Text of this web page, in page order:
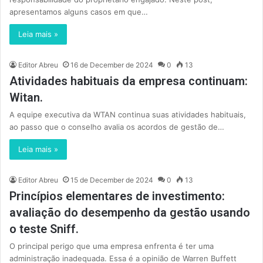
apresentamos alguns casos em que…
Leia mais »
Editor Abreu 16 de December de 2024 0 13
Atividades habituais da empresa continuam:
Witan.
A equipe executiva da WTAN continua suas atividades habituais,
ao passo que o conselho avalia os acordos de gestão de…
Leia mais »
Editor Abreu 15 de December de 2024 0 13
Princípios elementares de investimento:
avaliação do desempenho da gestão usando
o teste Sniff.
O principal perigo que uma empresa enfrenta é ter uma
administração inadequada. Essa é a opinião de Warren Buffett